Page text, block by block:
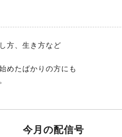
方、生き方など
めたばかりの方にも
今月の配信号